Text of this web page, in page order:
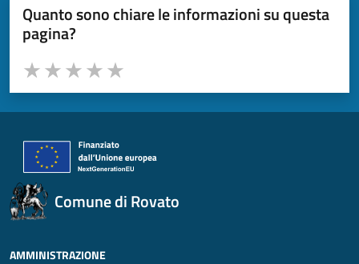
Quanto sono chiare le informazioni su questa
pagina?
Valuta da 1 a 5 stelle la pagina
Valuta 5 stelle su 5
Valuta 4 stelle su 5
Valuta 3 stelle su 5
Valuta 2 stelle su 5
Valuta 1 stelle su 5
Comune di Rovato
AMMINISTRAZIONE